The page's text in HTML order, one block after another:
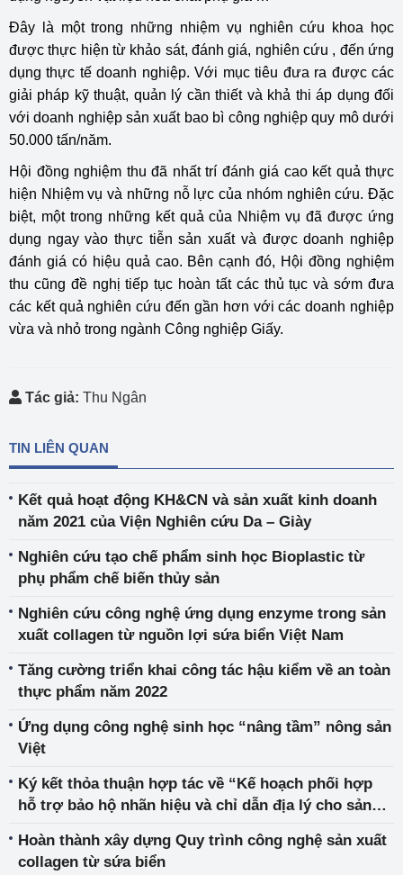
Đây là một trong những nhiệm vụ nghiên cứu khoa học
được thực hiện từ khảo sát, đánh giá, nghiên cứu , đến ứng
dụng thực tế doanh nghiệp. Với mục tiêu đưa ra được các
giải pháp kỹ thuật, quản lý cần thiết và khả thi áp dụng đối
với doanh nghiệp sản xuất bao bì công nghiệp quy mô dưới
50.000 tấn/năm.
Hội đồng nghiệm thu đã nhất trí đánh giá cao kết quả thực
hiện Nhiệm vụ và những nỗ lực của nhóm nghiên cứu. Đặc
biệt, một trong những kết quả của Nhiệm vụ đã được ứng
dụng ngay vào thực tiễn sản xuất và được doanh nghiệp
đánh giá có hiệu quả cao. Bên cạnh đó, Hội đồng nghiệm
thu cũng đề nghị tiếp tục hoàn tất các thủ tục và sớm đưa
các kết quả nghiên cứu đến gần hơn với các doanh nghiệp
vừa và nhỏ trong ngành Công nghiệp Giấy.
Tác giả: Thu Ngân
TIN LIÊN QUAN
Kết quả hoạt động KH&CN và sản xuất kinh doanh
năm 2021 của Viện Nghiên cứu Da – Giày
Nghiên cứu tạo chế phẩm sinh học Bioplastic từ
phụ phẩm chế biến thủy sản
Nghiên cứu công nghệ ứng dụng enzyme trong sản
xuất collagen từ nguồn lợi sứa biển Việt Nam
Tăng cường triển khai công tác hậu kiểm về an toàn
thực phẩm năm 2022
Ứng dụng công nghệ sinh học “nâng tầm” nông sản
Việt
Ký kết thỏa thuận hợp tác về “Kế hoạch phối hợp
hỗ trợ bảo hộ nhãn hiệu và chỉ dẫn địa lý cho sản
ngoài giai đoạn 2022-2025”
Hoàn thành xây dựng Quy trình công nghệ sản xuất
collagen từ sứa biển